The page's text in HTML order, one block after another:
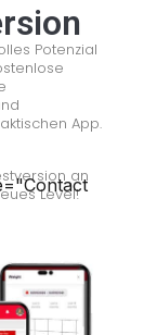
Potenzial
App.
an
Level!